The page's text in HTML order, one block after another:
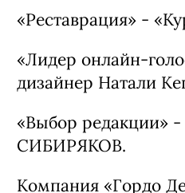
«Будуары» -
кухни «Ламу»
«Девелопмент» -
АО СЗ "ФСК "Новый
«Арт-событие» -